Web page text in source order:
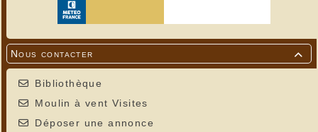

Nous contacter
Bibliothèque
Moulin à vent Visites
Déposer une annonce